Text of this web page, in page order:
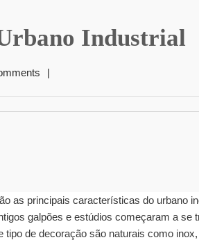
Industrial
|
as principais características do urbano
galpões e estúdios começaram a se
de decoração são naturais como